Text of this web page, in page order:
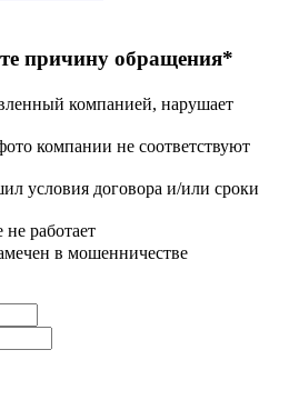
причину обращения*
компанией, нарушает
компании не соответствуют
условия договора и/или сроки
работает
в мошенничестве